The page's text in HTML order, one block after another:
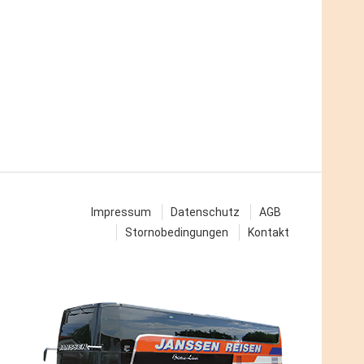
Zustieg / Haltestelle
Dörpen, Kreuzung B70 Tankstelle,
Adresse: 26892 Dörpen, Bahnhofstr.
Elsfleth, Oberrege
Zustieg / Haltestelle
Emden, Bahnhof, Adresse: 26721
Impressum Datenschutz
AGB
Stornobedingungen
Kontakt